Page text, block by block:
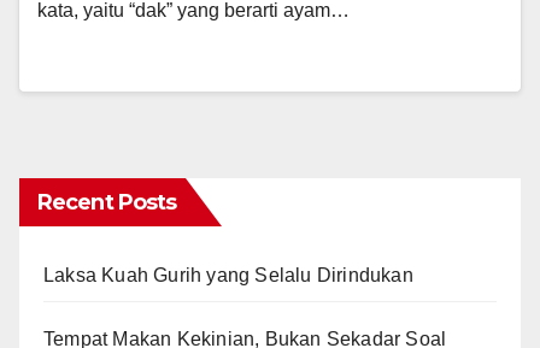
kata, yaitu “dak” yang berarti ayam…
Recent Posts
Laksa Kuah Gurih yang Selalu Dirindukan
Tempat Makan Kekinian, Bukan Sekadar Soal